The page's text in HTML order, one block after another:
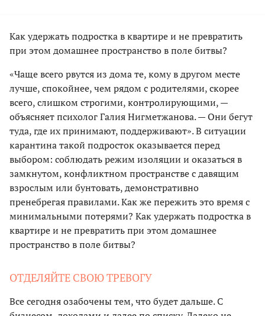
Как удержать подростка в квартире и не превратить
при этом домашнее пространство в поле битвы?
«Чаще всего рвутся из дома те, кому в другом месте
лучше, спокойнее, чем рядом с родителями, скорее
всего, слишком строгими, контролирующими, —
объясняет психолог Галия Нигметжанова. — Они бегут
туда, где их принимают, поддерживают». В ситуации
карантина такой подросток оказывается перед
выбором: соблюдать режим изоляции и оказаться в
замкнутом, конфликтном пространстве с давящим
взрослым или бунтовать, демонстративно
пренебрегая правилами. Как же пережить это время с
минимальными потерями? Как удержать подростка в
квартире и не превратить при этом домашнее
пространство в поле битвы?
ОТДЕЛЯЙТЕ СВОЮ ТРЕВОГУ
Все сегодня озабочены тем, что будет дальше. С